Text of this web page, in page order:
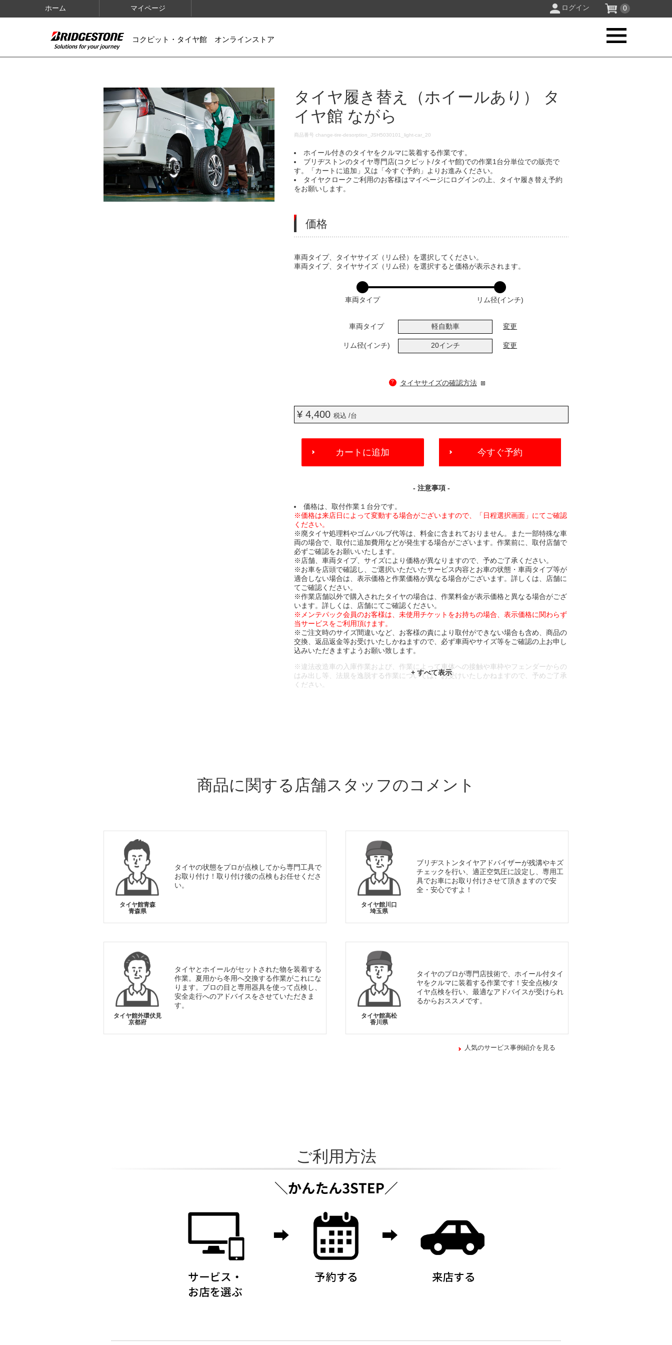
ホーム マイページ ログイン 0
コクピット・タイヤ館 オンラインストア
IMAGES
タイヤ履き替え（ホイールあり） タ
イヤ館 ながら
DETAILS
商品番号change-tire-desorption_JSH5030101_light-car_20
ホイール付きのタイヤをクルマに装着する作業です。
ブリヂストンのタイヤ専門店(コクピット/タイヤ館)での作業1台分単位での販売で
す。「カートに追加」又は「今すぐ予約」よりお進みください。
タイヤクロークご利用のお客様はマイページにログインの上、タイヤ履き替え予約
をお願いします。
価格
VARIATIONS
車両タイプ、タイヤサイズ（リム径）を選択してください。
車両タイプ、タイヤサイズ（リム径）を選択すると価格が表示されます。
車両タイプ リム径(インチ)
車両タイプ 軽自動車 変更
リム径(インチ) 20インチ 変更
? タイヤサイズの確認方法
¥ 4,400税込 /台
ADD
CART
カートに追加 今すぐ予約
- 注意事項 -
価格は、取付作業１台分です。
※価格は来店日によって変動する場合がございますので、「日程選択画面」にてご確認
ください。
※廃タイヤ処理料やゴムバルブ代等は、料金に含まれておりません。また一部特殊な車
両の場合で、取付に追加費用などが発生する場合がございます。作業前に、取付店舗で
必ずご確認をお願いいたします。
※店舗、車両タイプ、サイズにより価格が異なりますので、予めご了承ください。
※お車を店頭で確認し、ご選択いただいたサービス内容とお車の状態・車両タイプ等が
適合しない場合は、表示価格と作業価格が異なる場合がございます。詳しくは、店舗に
てご確認ください。
※作業店舗以外で購入されたタイヤの場合は、作業料金が表示価格と異なる場合がござ
います。詳しくは、店舗にてご確認ください。
※メンテパック会員のお客様は、未使用チケットをお持ちの場合、表示価格に関わらず
当サービスをご利用頂けます。
※ご注文時のサイズ間違いなど、お客様の責により取付ができない場合も含め、商品の
交換、返品返金等お受けいたしかねますので、必ず車両やサイズ等をご確認の上お申し
込みいただきますようお願い致します。
※違法改造車の入庫作業および、作業によって車体への接触や車枠やフェンダーからの
はみ出し等、法規を逸脱する作業については、お受けいたしかねますので、予めご了承
ください。
商品に関する店舗スタッフのコメント
タイヤ館青森
青森県
タイヤの状態をプロが点検してから専門工具で
お取り付け！取り付け後の点検もお任せくださ
い。
タイヤ館川口
埼玉県
ブリヂストンタイヤアドバイザーが残溝やキズ
チェックを行い、適正空気圧に設定し、専用工
具でお車にお取り付けさせて頂きますので安
全・安心ですよ！
タイヤ館外環伏見
京都府
タイヤとホイールがセットされた物を装着する
作業。夏用から冬用へ交換する作業がこれにな
ります。プロの目と専用器具を使って点検し、
安全走行へのアドバイスをさせていただきま
す。
タイヤ館高松
香川県
タイヤのプロが専門店技術で、ホイール付タイ
ヤをクルマに装着する作業です！安全点検/タ
イヤ点検を行い、最適なアドバイスが受けられ
るからおススメです。
人気のサービス事例紹介を見る
ご利用方法